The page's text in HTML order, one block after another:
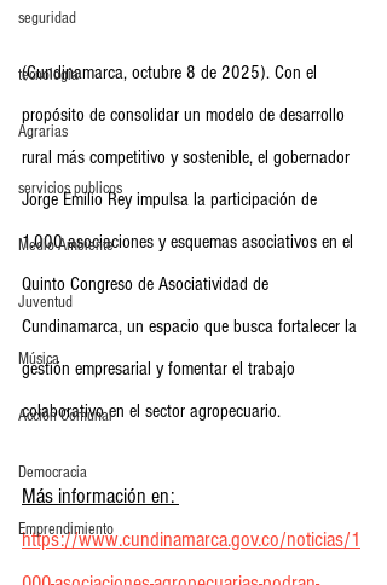
seguridad
tecnología
Agrarias
servicios publicos
Medio Ambiente
Juventud
Música
Acción Comunal
Democracia
Emprendimiento
(Cundinamarca, octubre 8 de 2025). Con el
propósito de consolidar un modelo de desarrollo
rural más competitivo y sostenible, el gobernador
Jorge Emilio Rey impulsa la participación de
1.000 asociaciones y esquemas asociativos en el
Quinto Congreso de Asociatividad de
Cundinamarca, un espacio que busca fortalecer la
gestión empresarial y fomentar el trabajo
colaborativo en el sector agropecuario.
Más información en:
https://www.cundinamarca.gov.co/noticias/1